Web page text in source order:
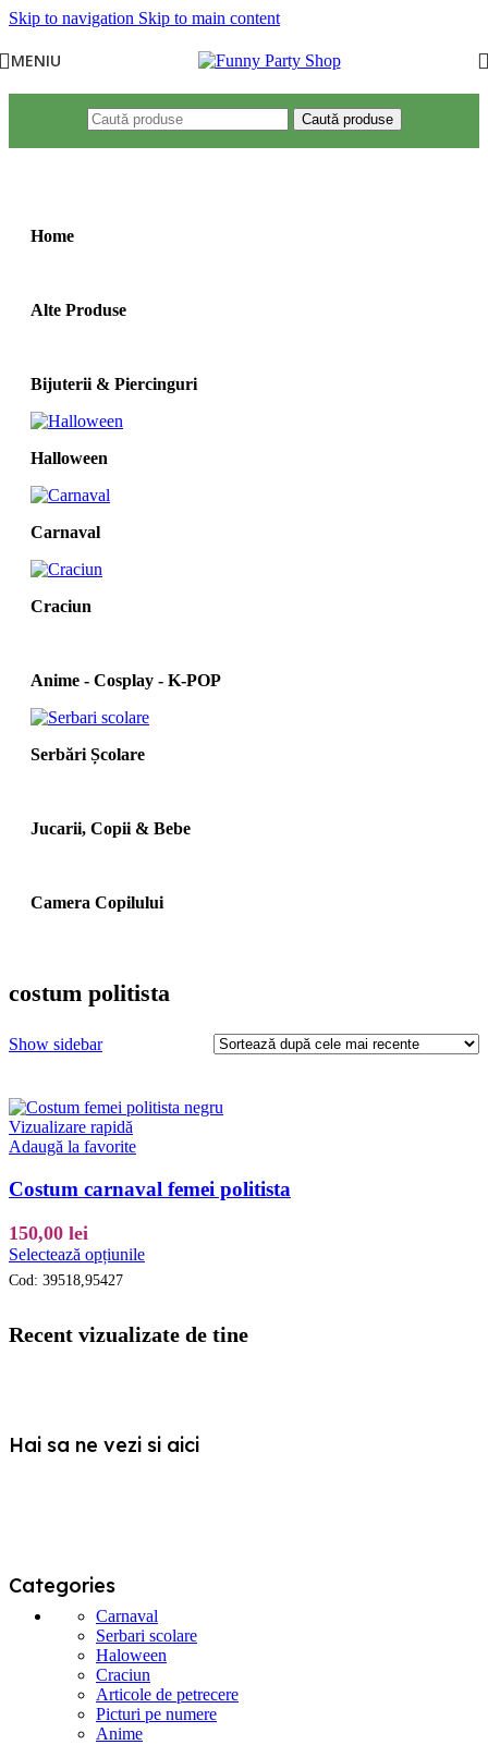
Skip to navigation Skip to main content
MENIU
Caută produse
Prima pagină/ Produse etichetate „costum politista”
Home
Alte Produse
Bijuterii & Piercinguri
Halloween
Carnaval
Craciun
Anime - Cosplay - K‑POP
Serbări Școlare
Jucarii, Copii & Bebe
Camera Copilului
costum politista
Show sidebar
Vizualizare rapidă
Adaugă la favorite
Costum carnaval femei politista
150,00 lei
Selectează opțiunileAcest
multe
în
Cod: 39518,95427
Recent vizualizate de tine
Hai sa ne vezi si aici
Categories
Carnaval
Serbari scolare
Haloween
Craciun
Articole de petrecere
Picturi pe numere
Anime